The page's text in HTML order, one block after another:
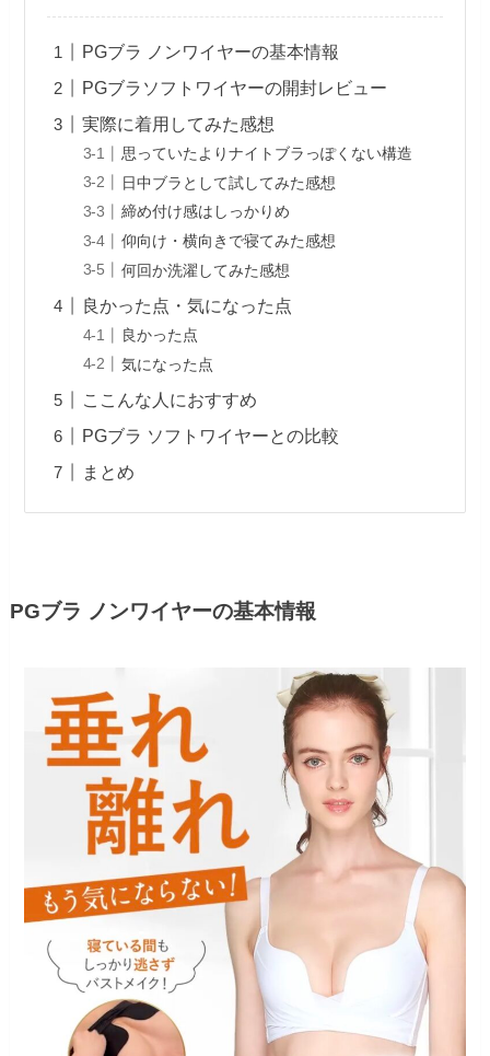
PGブラ ノンワイヤーの基本情報
PGブラソフトワイヤーの開封レビュー
実際に着用してみた感想
思っていたよりナイトブラっぽくない構造
日中ブラとして試してみた感想
締め付け感はしっかりめ
仰向け・横向きで寝てみた感想
何回か洗濯してみた感想
良かった点・気になった点
良かった点
気になった点
ここんな人におすすめ
PGブラ ソフトワイヤーとの比較
まとめ
PGブラ ノンワイヤーの基本情報